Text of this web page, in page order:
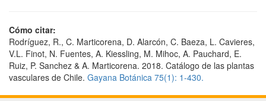
Cómo citar:
Rodríguez, R., C. Marticorena, D. Alarcón, C. Baeza, L. Cavieres,
V.L. Finot, N. Fuentes, A. Kiessling, M. Mihoc, A. Pauchard, E.
Ruiz, P. Sanchez & A. Marticorena. 2018. Catálogo de las plantas
vasculares de Chile. Gayana Botánica 75(1): 1-430.